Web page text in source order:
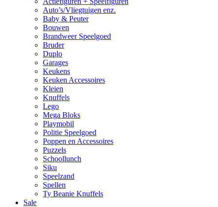
Auto’s/Vliegtuigen enz.
Baby & Peuter
Bouwen
Brandweer Speelgoed
Bruder
Duplo
Garages
Keukens
Keuken Accessoires
Kleien
Knuffels
Lego
Mega Bloks
Playmobil
Politie Speelgoed
Poppen en Accessoires
Puzzels
Schoollunch
Siku
Speelzand
Spellen
Ty Beanie Knuffels
Sale